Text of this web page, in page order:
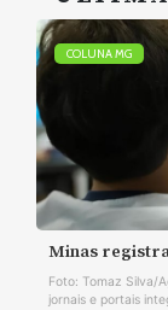
COLUNA MG
Minas
Foto: Tomaz Silva/
jornais e portais